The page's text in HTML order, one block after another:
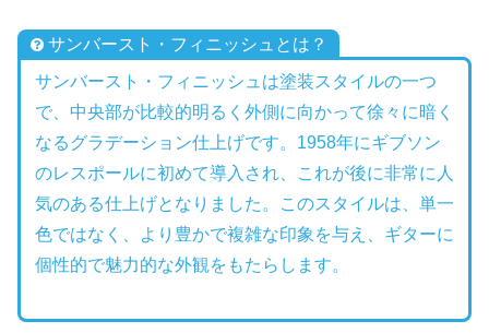
サンバースト・フィニッシュとは？
サンバースト・フィニッシュは塗装スタイルの一つ
で、中央部が比較的明るく外側に向かって徐々に暗く
なるグラデーション仕上げです。1958年にギブソン
のレスポールに初めて導入され、これが後に非常に人
気のある仕上げとなりました。このスタイルは、単一
色ではなく、より豊かで複雑な印象を与え、ギターに
個性的で魅力的な外観をもたらします。